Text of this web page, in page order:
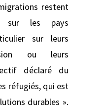
restent
sur les pays
sur leurs
ou leurs
déclaré du
réfugiés, qui est
durables ».